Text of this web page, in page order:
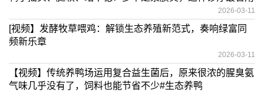
2026-03-11
[视频】发酵牧草喂鸡：解锁生态养殖新范式，奏响绿富同
频新乐章
2026-03-11
【视频】传统养鸭场运用复合益生菌后，原来很浓的腥臭氨
气味几乎没有了，饲料也能节省不少#生态养鸭